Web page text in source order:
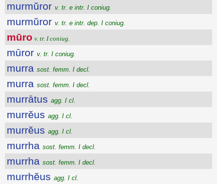
murmŭror v. tr. e intr. I coniug.
murmŭror v. tr. e intr. dep. I coniug.
mūro v. tr. I coniug.
mūror v. tr. I coniug.
murra sost. femm. I decl.
murra sost. femm. I decl.
murrātus agg. I cl.
murrĕus agg. I cl.
murrĕus agg. I cl.
murrha sost. femm. I decl.
murrha sost. femm. I decl.
murrhĕus agg. I cl.